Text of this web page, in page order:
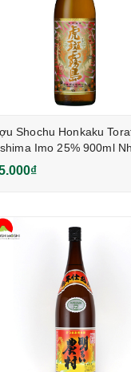
Shochu Honkaku
Imo 25% 900ml